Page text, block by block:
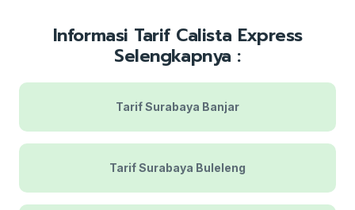
Informasi Tarif Calista Express
Selengkapnya :
Tarif Surabaya Banjar
Tarif Surabaya Buleleng